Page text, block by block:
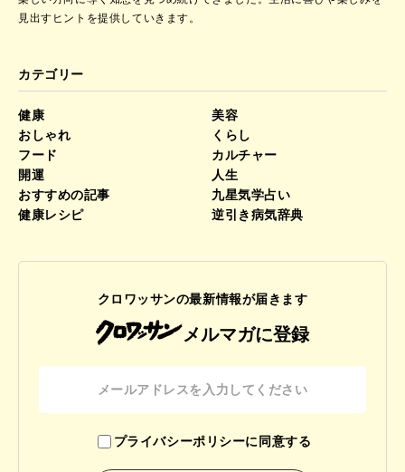
見出すヒントを提供していきます。
カテゴリー
健康
美容
おしゃれ
くらし
フード
カルチャー
開運
人生
おすすめの記事
九星気学占い
健康レシピ
逆引き病気辞典
クロワッサンの最新情報が届きます
メルマガに登録
プライバシーポリシーに同意する